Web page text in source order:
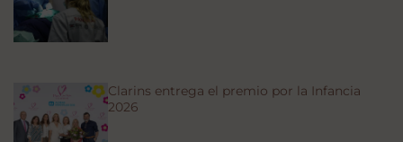
Clarins entrega el premio por la Infancia
2026